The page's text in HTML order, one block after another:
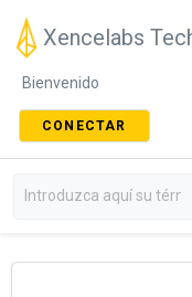
Xencelabs
Bienvenido
CONECTAR